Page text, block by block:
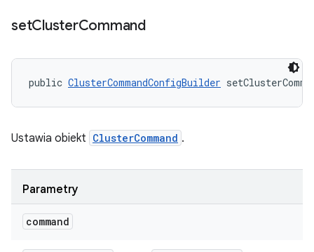
setClusterCommand
public ClusterCommandConfigBuilder
Ustawia obiekt ClusterCommand .
Parametry
command